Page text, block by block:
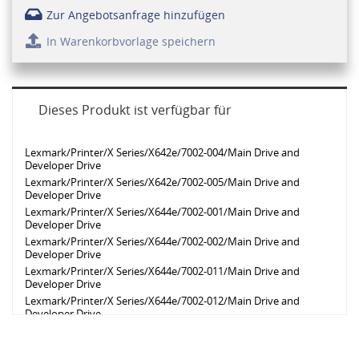
Zur Angebotsanfrage hinzufügen
In Warenkorbvorlage speichern
Dieses Produkt ist verfügbar für
Lexmark/Printer/X Series/X642e/7002-004/Main Drive and
Developer Drive
Lexmark/Printer/X Series/X642e/7002-005/Main Drive and
Developer Drive
Lexmark/Printer/X Series/X644e/7002-001/Main Drive and
Developer Drive
Lexmark/Printer/X Series/X644e/7002-002/Main Drive and
Developer Drive
Lexmark/Printer/X Series/X644e/7002-011/Main Drive and
Developer Drive
Lexmark/Printer/X Series/X644e/7002-012/Main Drive and
Developer Drive